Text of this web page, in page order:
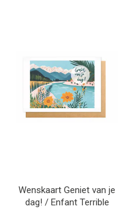
Wenskaart Geniet van je
dag! / Enfant Terrible